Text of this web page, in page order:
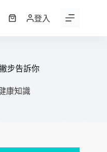
購
登入
步告訴你
康知識